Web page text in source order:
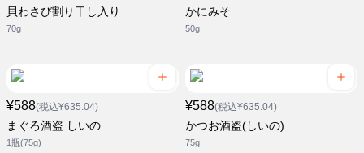
貝わさび割り干し入り
70g
かにみそ
50g
¥588(税込¥635.04)
まぐろ酒盗 しいの
1瓶(75g)
¥588(税込¥635.04)
かつお酒盗(しいの)
75g